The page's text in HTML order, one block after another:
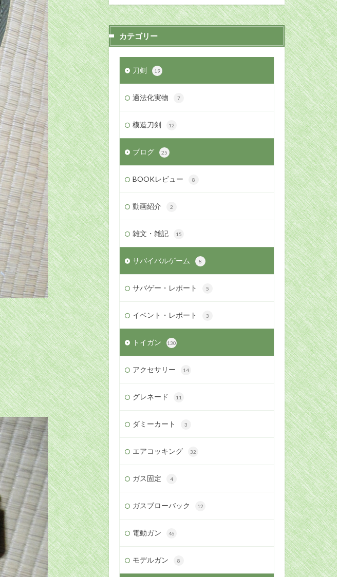
カテゴリー
刀剣 19
適法化実物 7
模造刀剣 12
ブログ 25
BOOKレビュー 8
動画紹介 2
雑文・雑記 15
サバイバルゲーム 8
サバゲー・レポート 5
イベント・レポート 3
トイガン 130
アクセサリー 14
グレネード 11
ダミーカート 3
エアコッキング 32
ガス固定 4
ガスブローバック 12
電動ガン 46
モデルガン 8